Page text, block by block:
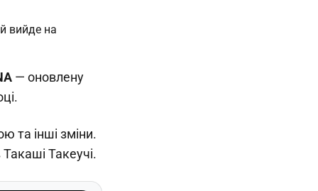
— оновлену
та інші зміни.
Такеучі.